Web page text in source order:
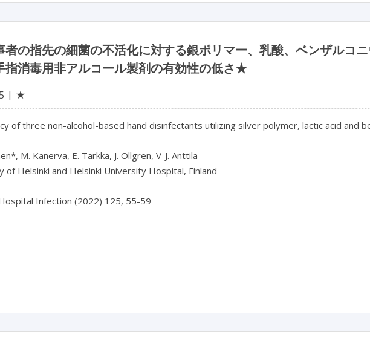
者の指先の細菌の不活化に対する銀ポリマー、乳酸、ベンザルコ
指消毒用非アルコール製剤の有効性の低さ★
★
of three non-alcohol-based hand disinfectants utilizing silver polymer, lactic acid
M. Kanerva, E. Tarkka, J. Ollgren, V-J. Anttila
of Helsinki and Helsinki University Hospital, Finland
Infection (2022) 125, 55-59